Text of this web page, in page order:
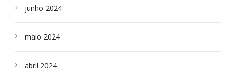
junho 2024
maio 2024
abril 2024